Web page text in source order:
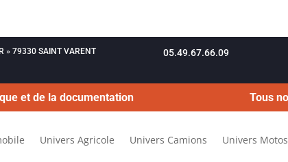
» 79330 SAINT VARENT 05.49.67.66.09
et de la documentation Tous
Univers Agricole Univers Camions Univers Motos